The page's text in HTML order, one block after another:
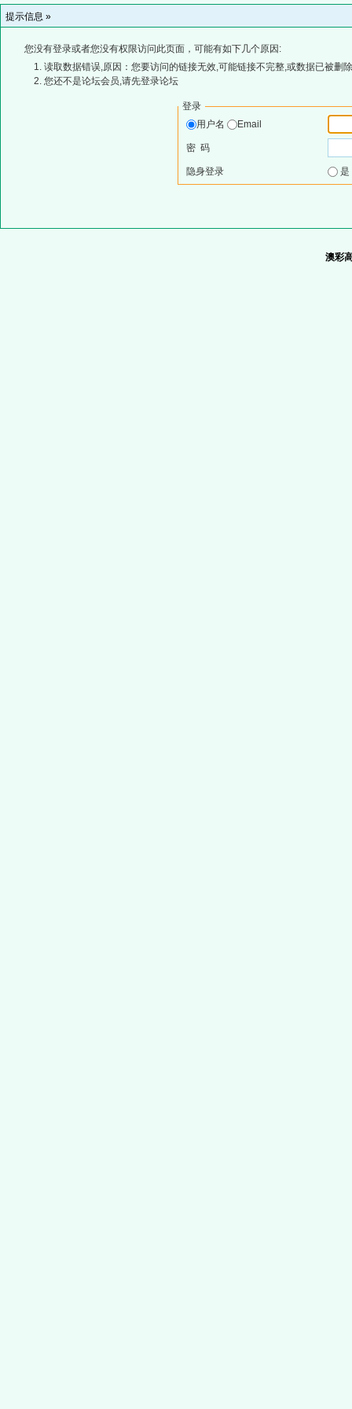
提示信息 »
您没有登录或者您没有权限访问此页面，可能有如下几个原因:
读取数据错误,原因：您要访问的链接无效,可能链接不完整,或数据已被删
您还不是论坛会员,请先登录论坛
登录
用户名
Email
密 码
隐身登录
澳彩